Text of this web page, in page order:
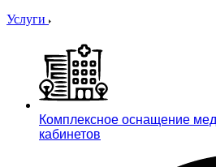
Услуги
Комплексное оснащение
кабинетов